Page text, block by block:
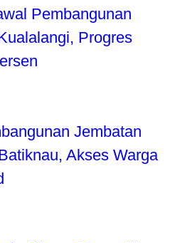
Pembangunan
Progres
Jembatan
Akses Warga